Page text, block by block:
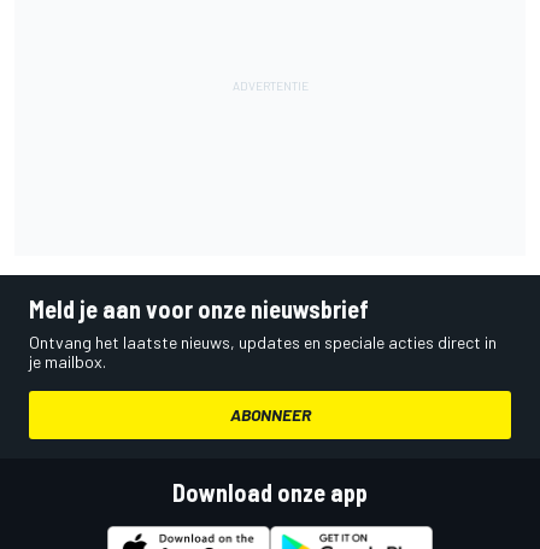
Meld je aan voor onze nieuwsbrief
Ontvang het laatste nieuws, updates en speciale acties direct in
je mailbox.
ABONNEER
Download onze app